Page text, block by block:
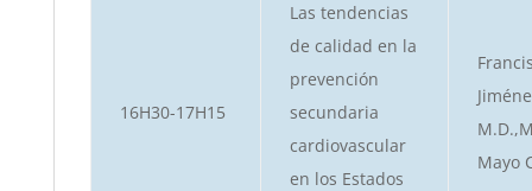
16H30-17H15
Las tendencias
de calidad en la
prevención
secundaria
cardiovascular
en los Estados
Mayo